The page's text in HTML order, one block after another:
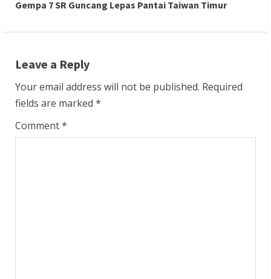
t
n
u
e
R
Gempa 7 SR Guncang Lepas Pantai Taiwan Timur
Leave a Reply
Your email address will not be published. Required
fields are marked *
Comment*